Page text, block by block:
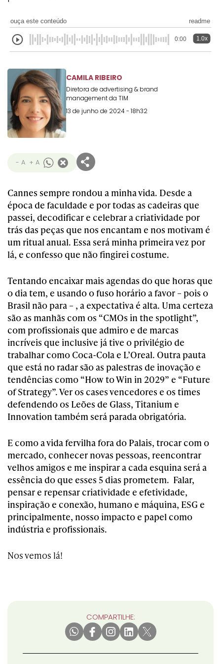
Transformation
Creative
Commerce
Creative Data
Creative
Effectiveness
Creative
Strategy
for Music
Entertainment
for Sport
Film Craft
Outdoor
PR
Creative Brand
Creative
Business
Transformation
Creative
Commerce
Creative Data
Entertainment
for Gaming
for Music
Entertainment
Luxury
Outdoor
Titanium
ouça este conteúdo readme
0:00 1.0x
CAMILA RIBEIRO
Diretora de advertising & brand
management da TIM
13 de junho de 2024 - 18h32
- A + A
Cannes sempre rondou a minha vida. Desde a
época de faculdade e por todas as cadeiras que
passei, decodificar e celebrar a criatividade por
trás das peças que nos encantam e nos motivam é
um ritual anual. Essa será minha primeira vez por
lá, e confesso que não fingirei costume.
Tentando encaixar mais agendas do que horas que
o dia tem, e usando o fuso horário a favor – pois o
Brasil não para – , a expectativa é alta. Uma certeza
são as manhãs com os “CMOs in the spotlight”,
com profissionais que admiro e de marcas
incríveis que inclusive já tive o privilégio de
trabalhar como Coca-Cola e L’Oreal. Outra pauta
que está no radar são as palestras de inovação e
tendências como “How to Win in 2029” e “Future
of Strategy”. Ver os cases vencedores e os times
defendendo os Leões de Glass, Titanium e
Innovation também será parada obrigatória.
E como a vida fervilha fora do Palais, trocar com o
mercado, conhecer novas pessoas, reencontrar
velhos amigos e me inspirar a cada esquina será a
essência do que esses 5 dias prometem. Falar,
pensar e repensar criatividade e efetividade,
inspiração e conexão, humano e máquina, ESG e
principalmente, nosso impacto e papel como
indústria e profissionais.
Nos vemos lá!
COMPARTILHE: